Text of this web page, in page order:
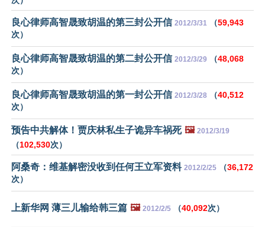
良心律师高智晟致胡温的第三封公开信 2012/3/31 （59,943
次）
良心律师高智晟致胡温的第二封公开信 2012/3/29 （48,068
次）
良心律师高智晟致胡温的第一封公开信 2012/3/28 （40,512
次）
预告中共解体！贾庆林私生子诡异车祸死 🖼️ 2012/3/19
（102,530次）
阿桑奇：维基解密没收到任何王立军资料 2012/2/25 （36,172
次）
上新华网 薄三儿输给韩三篇 🖼️ 2012/2/5 （40,092次）